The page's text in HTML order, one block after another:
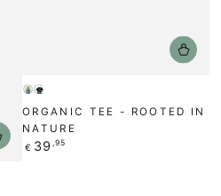
GrünSchwarz
ORGANIC TEE - ROOTED IN
NATURE
Regulärer
€ 39 ,95